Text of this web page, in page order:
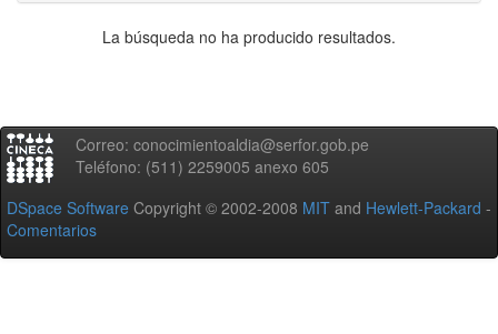
La búsqueda no ha producido resultados.
Correo: conocimientoaldia@serfor.gob.pe
Teléfono: (511) 2259005 anexo 605
DSpace Software Copyright © 2002-2008 MIT and Hewlett-Packard -
Comentarios